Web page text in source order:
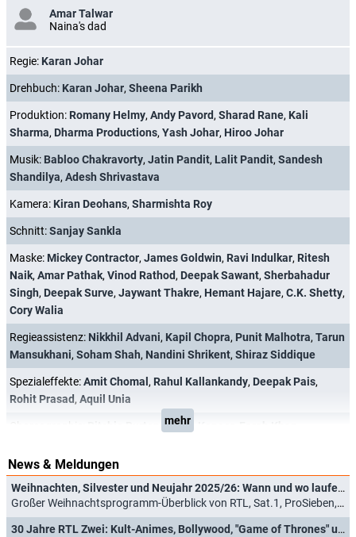
Amar Talwar
Naina's dad
Regie: Karan Johar
Drehbuch: Karan Johar, Sheena Parikh
Produktion: Romany Helmy, Andy Pavord, Sharad Rane, Kali
Sharma, Dharma Productions, Yash Johar, Hiroo Johar
Musik: Babloo Chakravorty, Jatin Pandit, Lalit Pandit, Sandesh
Shandilya, Adesh Shrivastava
Kamera: Kiran Deohans, Sharmishta Roy
Schnitt:Sanjay Sankla
Maske: Mickey Contractor, James Goldwin, Ravi Indulkar, Ritesh
Naik, Amar Pathak, Vinod Rathod, Deepak Sawant, Sherbahadur
Singh, Deepak Surve, Jaywant Thakre, Hemant Hajare, C.K. Shetty,
Cory Walia
Regieassistenz: Nikkhil Advani, Kapil Chopra, Punit Malhotra, Tarun
Mansukhani, Soham Shah, Nandini Shrikent, Shiraz Siddique
Spezialeffekte:Amit Chomal , Rahul Kallankandy, Deepak Pais,
Rohit Prasad, Aquil Unia
Geeta Kapoor
mehr
News & Meldungen
Weihnachten, Silvester und Neujahr 2025/26: Wann und wo laufen "Kevin - Allein zu Haus", "Schöne Bescherung" und Co.?
Großer Weihnachtsprogramm-Überblick von RTL, Sat.1, ProSieben, VOX, RTL Zwei und Kabel Eins (16.12.2025)
30 Jahre RTL Zwei: Kult-Animes, Bollywood, "Game of Thrones" und mehr zum Jubiläum